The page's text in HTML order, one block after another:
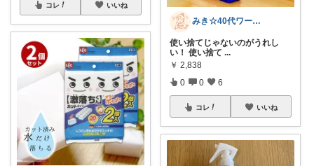
コレ いいね
みき☆40代ワーママおうちのこと
使い捨てじゃないのがうれし
い！ 使い捨て ...
￥ 2,838
0 0 6
コレ いいね